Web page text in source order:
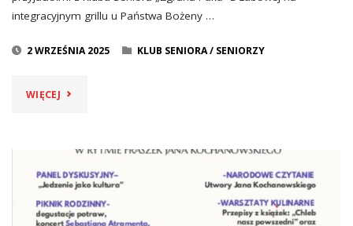
integracyjnym grillu u Państwa Bożeny …
2 WRZEŚNIA 2025 KLUB SENIORA/ SENIORZY
WIĘCEJ"SPOTKANIE
KLUBU
SENIORA
Z